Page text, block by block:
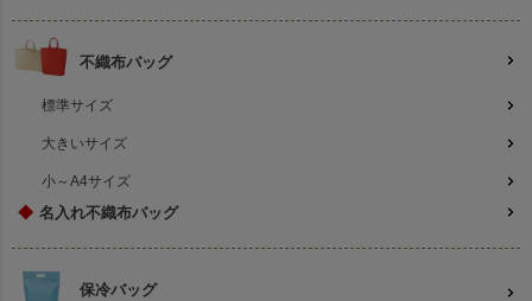
不織布バッグ
標準サイズ
大きいサイズ
小～A4サイズ
◆ 名入れ不織布バッグ
保冷バッグ